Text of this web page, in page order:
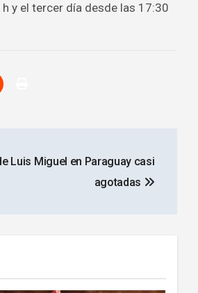
y el tercer día desde las 17:30
Luis Miguel en Paraguay casi
agotadas